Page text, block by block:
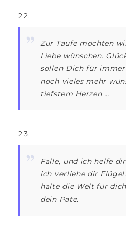
Zur Taufe möchten
Liebe wünschen.
sollen Dich für
noch vieles mehr
tiefstem Herzen …
Falle, und ich helfe
ich verliehe dir
halte die Welt für
dein Pate.